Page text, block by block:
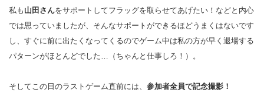
私も 山田さんをサポートしてフラッグを取らせてあげたい！などと内心
では思っていましたが、そんなサポートができるほどうまくはないです
し、すぐに前に出たくなってくるのでゲーム中は私の方が早く退場する
パターンがほとんどでした…（ちゃんと仕事しろ！）。
そしてこの日のラストゲーム直前には、 参加者全員で記念撮影！